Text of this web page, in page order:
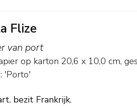
Flize
van port
op karton 20,6 x 10,0 cm,
'Porto'
bezit Frankrijk.